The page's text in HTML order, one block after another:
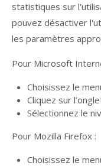
statistiques sur
pouvez désactiver
les paramètres
Pour Microsoft
Choisissez le
Cliquez sur
Sélectionnez le
Pour Mozilla Firefox :
Choisissez le